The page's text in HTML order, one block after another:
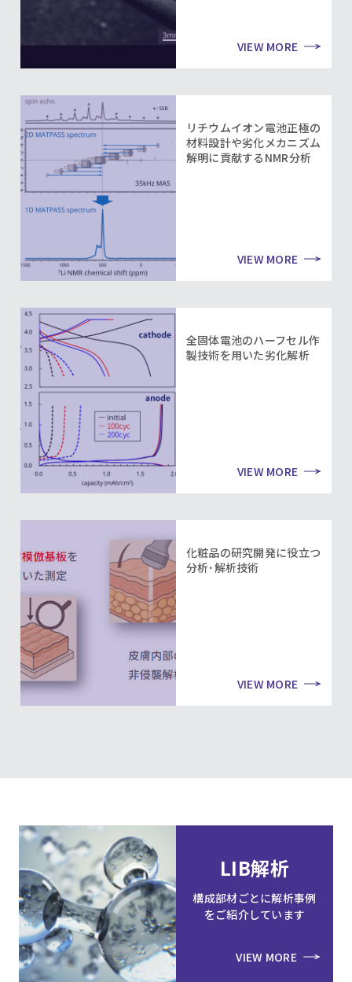
VIEW MORE
リチウムイオン電池正極の
材料設計や劣化メカニズム
解明に貢献するNMR分析
VIEW MORE
全固体電池のハーフセル作
製技術を用いた劣化解析
VIEW MORE
化粧品の研究開発に役立つ
分析･解析技術
VIEW MORE
LIB解析
構成部材ごとに解析事例
をご紹介しています
VIEW MORE